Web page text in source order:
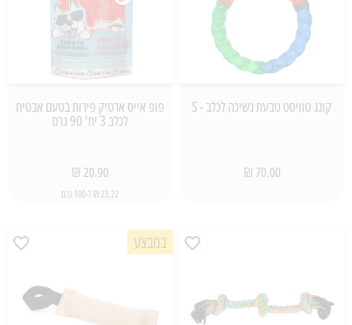
קונג טוויסט טבעת נשיכה לכלב - S
70.00 ₪
פופ אייס ארטיק פירות בטעם אבטיח
לכלב 3 יח' 90 גרם
20.90 ₪
23.22 ₪ ל-100 גרם
במבצע